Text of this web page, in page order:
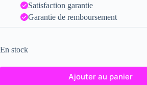
Satisfaction garantie
Garantie de remboursement
En stock
Ajouter au panier